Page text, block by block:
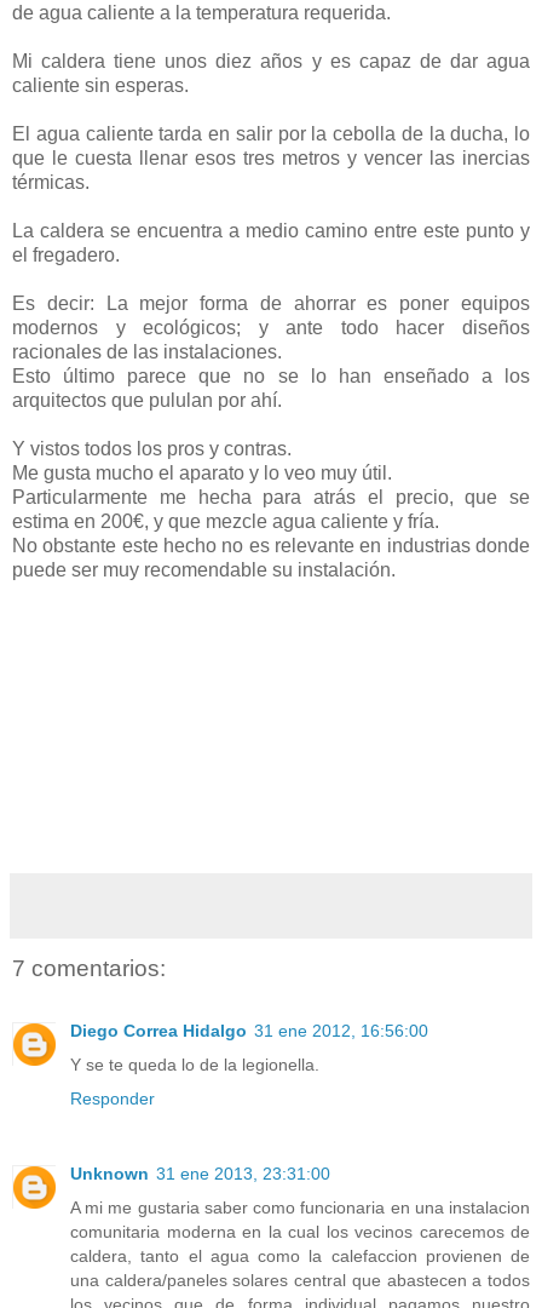
de agua caliente a la temperatura requerida.
Mi caldera tiene unos diez años y es capaz de dar agua
caliente sin esperas.
El agua caliente tarda en salir por la cebolla de la ducha, lo
que le cuesta llenar esos tres metros y vencer las inercias
térmicas.
La caldera se encuentra a medio camino entre este punto y
el fregadero.
Es decir: La mejor forma de ahorrar es poner equipos
modernos y ecológicos; y ante todo hacer diseños
racionales de las instalaciones.
Esto último parece que no se lo han enseñado a los
arquitectos que pululan por ahí.
Y vistos todos los pros y contras.
Me gusta mucho el aparato y lo veo muy útil.
Particularmente me hecha para atrás el precio, que se
estima en 200€, y que mezcle agua caliente y fría.
No obstante este hecho no es relevante en industrias donde
puede ser muy recomendable su instalación.
7 comentarios:
Diego Correa Hidalgo 31 ene 2012, 16:56:00
Y se te queda lo de la legionella.
Responder
Unknown 31 ene 2013, 23:31:00
A mi me gustaria saber como funcionaria en una instalacion
comunitaria moderna en la cual los vecinos carecemos de
caldera, tanto el agua como la calefaccion provienen de
una caldera/paneles solares central que abastecen a todos